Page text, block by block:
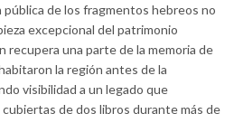
de los fragmentos hebreos no
excepcional del patrimonio
recupera una parte de la memoria de
la región antes de la
visibilidad a un legado que
de dos libros durante más de